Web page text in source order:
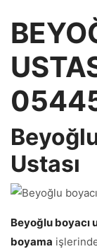
Ustası
Beyoğlu boyacı
boyama